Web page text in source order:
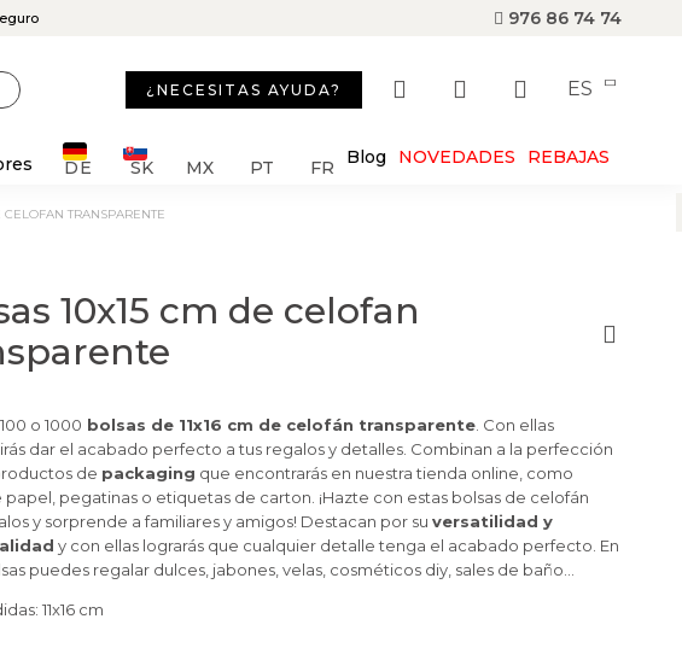
976 86 74 74
¿NECESITAS AYUDA? ES
DE SK MX PT FR Blog NOVEDADES REBAJAS
CELOFAN TRANSPARENTE
10x15 cm de celofan
o 1000 bolsas de 11x16 cm de celofán transparente . Con ellas
dar el acabado perfecto a tus regalos y detalles. Combinan a la perfección
de packaging que encontrarás en nuestra tienda online, como
papel, pegatinas o etiquetas de carton. ¡Hazte con estas bolsas de celofán
y sorprende a familiares y amigos! Destacan por su versatilidad y
y con ellas lograrás que cualquier detalle tenga el acabado perfecto. En
puedes regalar dulces, jabones, velas, cosméticos diy, sales de baño…
11x16 cm